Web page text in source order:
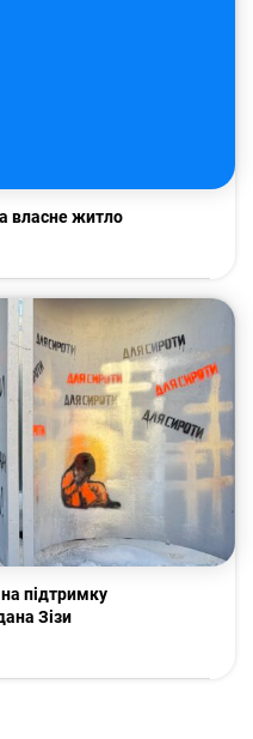
власне житло
підтримку
Зізи